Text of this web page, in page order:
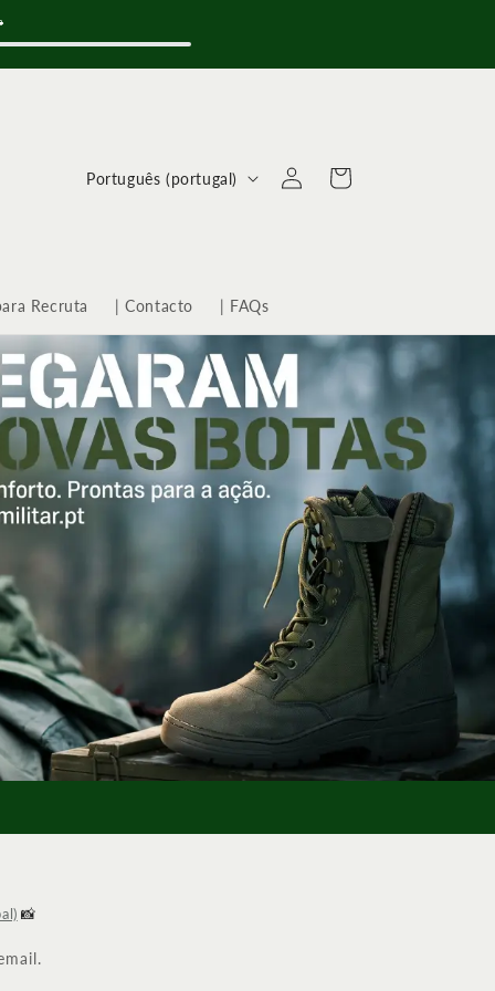
Recruta | Contacto | FAQs
m
a
Português (portugal)
Iniciar
sessão
Carrinho
📸